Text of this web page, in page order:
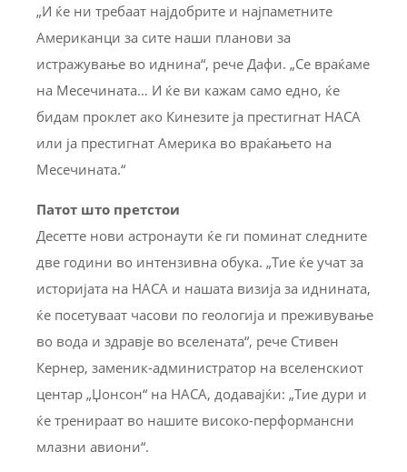
„И ќе ни требаат најдобрите и најпаметните
Американци за сите наши планови за
истражување во иднина“, рече Дафи. „Се враќаме
на Месечината… И ќе ви кажам само едно, ќе
бидам проклет ако Кинезите ја престигнат НАСА
или ја престигнат Америка во враќањето на
Месечината.“
Патот што претстои
Десетте нови астронаути ќе ги поминат следните
две години во интензивна обука. „Тие ќе учат за
историјата на НАСА и нашата визија за иднината,
ќе посетуваат часови по геологија и преживување
во вода и здравје во вселената“, рече Стивен
Кернер, заменик-администратор на вселенскиот
центар „Џонсон“ на НАСА, додавајќи: „Тие дури и
ќе тренираат во нашите високо-перформансни
млазни авиони“.